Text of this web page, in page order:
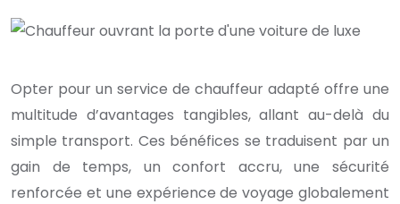
Opter pour un service de chauffeur adapté offre une
multitude d’avantages tangibles, allant au-delà du
simple transport. Ces bénéfices se traduisent par un
gain de temps, un confort accru, une sécurité
renforcée et une expérience de voyage globalement